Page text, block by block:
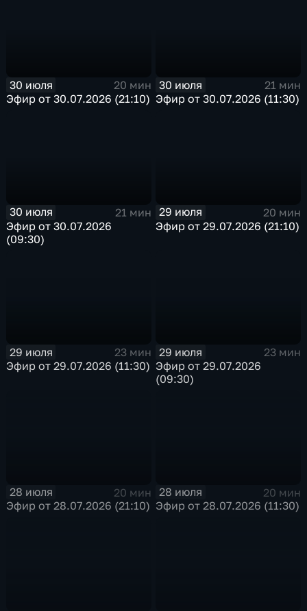
30 июля
20 мин
Эфир от 30.07.2026 (21:10)
30 июля
21 мин
Эфир от 30.07.2026 (11:30)
30 июля
21 мин
Эфир от 30.07.2026
(09:30)
29 июля
20 мин
Эфир от 29.07.2026 (21:10)
29 июля
23 мин
Эфир от 29.07.2026 (11:30)
29 июля
23 мин
Эфир от 29.07.2026
(09:30)
28 июля
20 мин
Эфир от 28.07.2026 (21:10)
28 июля
20 мин
Эфир от 28.07.2026 (11:30)